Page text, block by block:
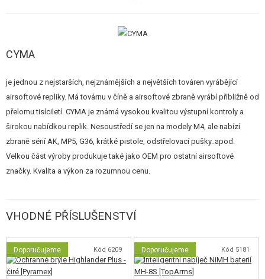
předloha samopalu PDW. Výrobce použil i kvalitní vnitřní díly, jako jsou
kovová 7mm ložiska, kovový trn pružiny s ložiskem..apod. Součástí balení
je kovový krátký zásobník na 70 ran.
UPOZORNĚNÍ
Natahovací páku po natažení vracejte zpět do výchozí pozice pozvolna.
Při puštění natažené páky hrozí její poškození / uražení. Páka je tlačena
pružinou zpět do výchozí polohy a prudce doražena. Materiál páky ale
tento náraz nevydrží.
CYMA
je jednou z nejstarších, nejznámějších a největších továren vyrábějící
airsoftové repliky. Má továrnu v číně a airsoftové zbraně vyrábí přibližně od
přelomu tisíciletí. CYMA je známá vysokou kvalitou výstupní kontroly a
širokou nabídkou replik. Nesoustředí se jen na modely M4, ale nabízí
zbraně sérií AK, MP5, G36, krátké pistole, odstřelovací pušky..apod.
Velkou část výroby produkuje také jako OEM pro ostatní airsoftové
značky. Kvalita a výkon za rozumnou cenu.
VHODNÉ PŘÍSLUŠENSTVÍ
Doporučujeme Kód 6209 Doporučujeme Kód 5181